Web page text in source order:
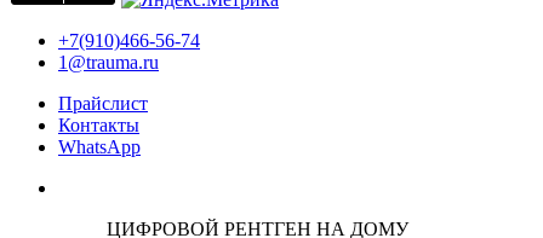
+7(910)466-56-74
1@trauma.ru
Прайслист
Контакты
WhatsApp
ЦИФРОВОЙ РЕНТГЕН НА ДОМУ